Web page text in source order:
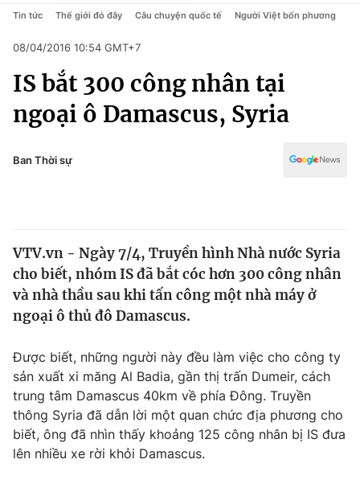
Chuyên mục
Chính trị
Thế giới
Tin tức
Thế giới đó đây
Câu chuyện quốc tế
Tài chính
Thị trường
Góc doanh nghiệp
Dữ liệu và đời sống
Truyền hình
Phim VTV
Chính trị
Pháp luật
Kinh tế
Thể thao
Truyền hình
Y tế
Tin tức Thế giới đó đây Câu chuyện quốc tế Người Việt bốn phương
08/04/2016 10:54 GMT+7
IS bắt 300 công nhân tại
ngoại ô Damascus, Syria
Ban Thời sự
VTV.vn - Ngày 7/4, Truyền hình Nhà nước Syria
cho biết, nhóm IS đã bắt cóc hơn 300 công nhân
và nhà thầu sau khi tấn công một nhà máy ở
ngoại ô thủ đô Damascus.
Được biết, những người này đều làm việc cho công ty
sản xuất xi măng Al Badia, gần thị trấn Dumeir, cách
trung tâm Damascus 40km về phía Đông. Truyền
thông Syria đã dẫn lời một quan chức địa phương cho
biết, ông đã nhìn thấy khoảng 125 công nhân bị IS đưa
lên nhiều xe rời khỏi Damascus.